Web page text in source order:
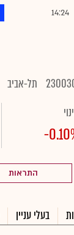
14:24
תל-אביב
-
התראות
בעלי עניין